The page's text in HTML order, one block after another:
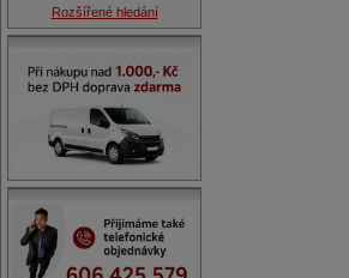
Rozšířené hledání